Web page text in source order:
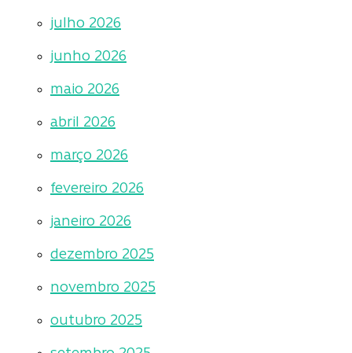
julho 2026
junho 2026
maio 2026
abril 2026
março 2026
fevereiro 2026
janeiro 2026
dezembro 2025
novembro 2025
outubro 2025